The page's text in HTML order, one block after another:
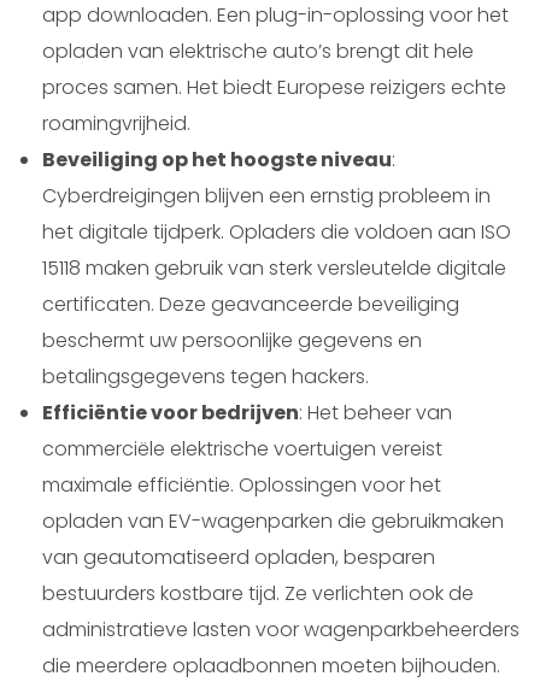
app downloaden. Een plug-in-oplossing voor het
opladen van elektrische auto’s brengt dit hele
proces samen. Het biedt Europese reizigers echte
roamingvrijheid.
Beveiliging op het hoogste niveau:
Cyberdreigingen blijven een ernstig probleem in
het digitale tijdperk. Opladers die voldoen aan ISO
15118 maken gebruik van sterk versleutelde digitale
certificaten. Deze geavanceerde beveiliging
beschermt uw persoonlijke gegevens en
betalingsgegevens tegen hackers.
Efficiëntie voor bedrijven: Het beheer van
commerciële elektrische voertuigen vereist
maximale efficiëntie. Oplossingen voor het
opladen van EV-wagenparken die gebruikmaken
van geautomatiseerd opladen, besparen
bestuurders kostbare tijd. Ze verlichten ook de
administratieve lasten voor wagenparkbeheerders
die meerdere oplaadbonnen moeten bijhouden.